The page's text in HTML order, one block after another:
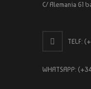
C/ Alemania 61
TELF:
WHATSAPP: